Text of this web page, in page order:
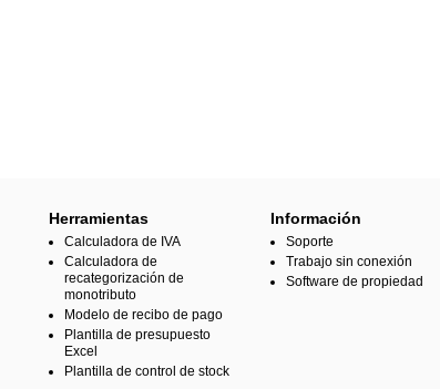
Herramientas
Calculadora de IVA
Calculadora de
recategorización de
monotributo
Modelo de recibo de pago
Plantilla de presupuesto
Excel
Plantilla de control de stock
Información
Soporte
Trabajo sin conexión
Software de propiedad